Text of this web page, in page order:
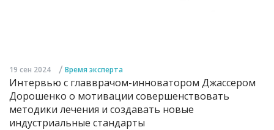
19 сен 2024 / Время эксперта
Интервью с главврачом-инноватором Джассером
Дорошенко о мотивации совершенствовать
методики лечения и создавать новые
индустриальные стандарты